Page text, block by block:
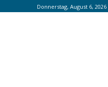
Donnerstag, August 6, 2026